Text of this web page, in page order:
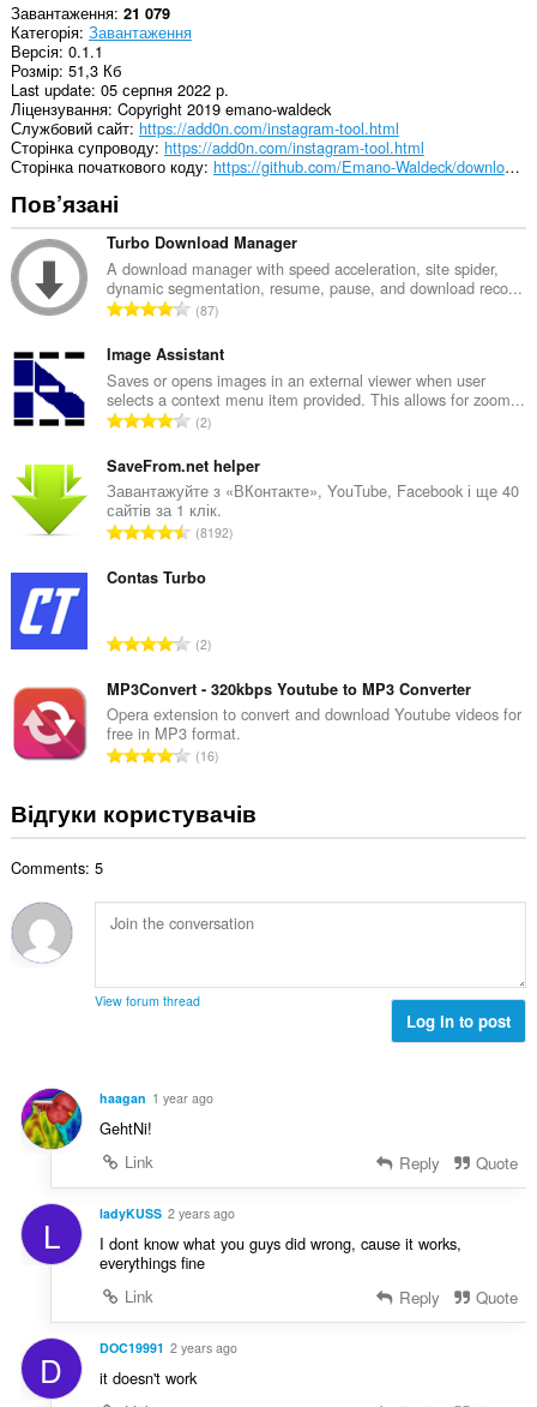
Завантаження 21 079
Категорія Завантаження
Версія 0.1.1
Розмір 51,3 Кб
Last update 05 серпня 2022 р.
Ліцензування Copyright 2019 emano-waldeck
Службовий сайт https://add0n.com/instagram-tool.html
Сторінка супроводу https://add0n.com/instagram-tool.html
Сторінка початкового коду
https://github.com/Emano-Waldeck/downloader-for-instagram/
Пов’язані
Turbo Download Manager
A download manager with speed acceleration, site spider,
dynamic segmentation, resume, pause, and download reco...
З
г
а
л
ь
а
к
і
л
ь
с
ь
о
ц
і
ю
в
і
в
87
Image Assistant
Saves or opens images in an external viewer when user
selects a context menu item provided. This allows for zoom...
З
г
а
л
ь
а
і
л
ь
к
і
с
о
н
ю
ч
2
SaveFrom.net helper
Завантажуйте з «ВКонтакте», YouTube, Facebook і ще 40
сайтів за 1 клік.
З
г
ь
а
к
і
л
к
і
ь
о
і
н
ч
8192
Contas Turbo
З
г
а
л
ь
а
к
ь
к
т
і
а
ч
і
в
2
MP3Convert - 320kbps Youtube to MP3 Converter
Opera extension to convert and download Youtube videos for
free in MP3 format.
З
а
н
а
л
с
ц
і
н
ю
ч
і
в
16
Відгуки користувачів
Comments: 5
View forum thread
Log in to post
haagan 1 year ago
GehtNi!
Link
Reply Quote
L ladyKUSS 2 years ago
I dont know what you guys did wrong, cause it works,
everythings fine
Link
Reply Quote
D DOC19991 2 years ago
it doesn't work